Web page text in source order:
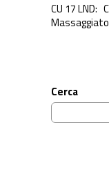
CU 17 LND:
Cerca